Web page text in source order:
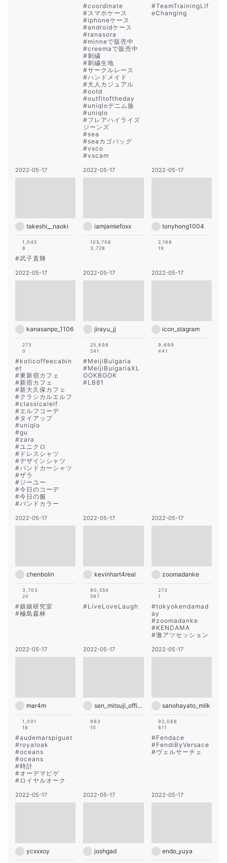
#coordinate
#スマホケース
#iphoneケース
#androidケース
#ranasora
#minneで販売中
#creemaで販売中
#刺繍
#刺繍生地
#サークルレース
#ハンドメイド
#大人カジュアル
#ootd
#outfitoftheday
#uniqloデニム族
#uniqlo
#フレアハイライズ
ジーンズ
#sea
#seaカゴバッグ
#vsco
#vscam
#TeamTrainingLif
eChanging
2022-05-17
takeshi__naoki
1,045
8
#武子直輝
2022-05-17
iamjamiefoxx
105,706
3,728
2022-05-17
tonyhong1004
2,168
19
2022-05-17
kanasanpo_1106
273
0
#koticoffeecabin
et
#東新宿カフェ
#新宿カフェ
#新大久保カフェ
#クラシカルエルフ
#classicalelf
#エルフコーデ
#タイアップ
#uniqlo
#gu
#zara
#ユニクロ
# ドレスシャツ
#デザインシャツ
#バンドカーシャツ
#ザラ
#ジーユー
#今日のコーデ
#今日の服
#バンドカラー
2022-05-17
jirayu_jj
25,898
241
#MeijiBulgaria
#MeijiBulgariaXL
OOKBOOK
#LB81
2022-05-17
icon_stagram
9,699
441
2022-05-17
chenbolin
3,703
20
#娘娘研究室
#極島森林
2022-05-17
kevinhart4real
90,554
597
#LiveLoveLaugh
2022-05-17
zoomadanke
273
1
#tokyokendamad
ay
#zoomadanke
#KENDAMA
#激アツセッション
2022-05-17
mar4m
1,001
18
#audemarspiguet
#royaloak
#oceans
#oceans
#時計
#オーデマピゲ
# ロイヤルオーク
2022-05-17
sen_mitsuji_official
983
10
2022-05-17
sanohayato_milk
92,088
611
#Fendace
#FendiByVersace
#ヴェルサーチェ
2022-05-17
ycxxxoy
2022-05-17
joshgad
2022-05-17
endo_yuya